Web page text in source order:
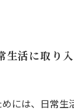
生活に取り
には、日常生